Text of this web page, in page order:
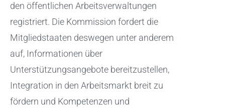
den öffentlichen Arbeitsverwaltungen
registriert. Die Kommission fordert die
Mitgliedstaaten deswegen unter anderem
auf, Informationen über
Unterstützungsangebote bereitzustellen,
Integration in den Arbeitsmarkt breit zu
fördern und Kompetenzen und